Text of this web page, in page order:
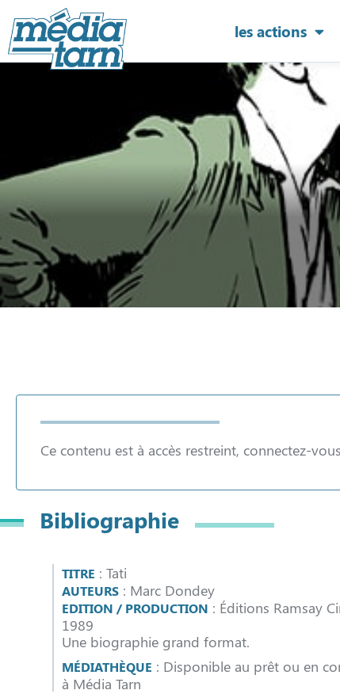
les actions
Ce contenu est à accès restreint, connectez-
Bibliographie
TITRE : Tati
AUTEURS : Marc Dondey
EDITION / PRODUCTION : Éditions Ramsay
1989
Une biographie grand format.
MÉDIATHÈQUE : Disponible au prêt ou en
à Média Tarn